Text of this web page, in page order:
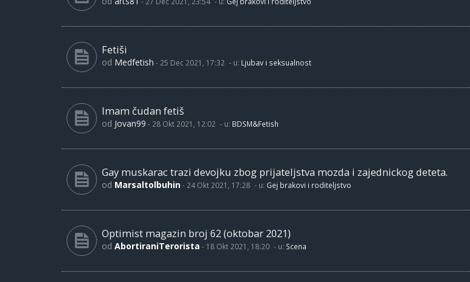
Fetiši
od Medfetish - 25 Dec 2021, 17:32 - u: Ljubav i seksualnost
Imam čudan fetiš
od Jovan99 - 28 Okt 2021, 12:02 - u: BDSM&Fetish
Gay muskarac trazi devojku zbog prijateljstva mozda i zajednickog deteta.
od Marsaltolbuhin- 24 Okt 2021, 17:28 - u: Gej brakovi i roditeljstvo
Optimist magazin broj 62 (oktobar 2021)
od AbortiraniTerorista - 18 Okt 2021, 18:20 - u: Scena